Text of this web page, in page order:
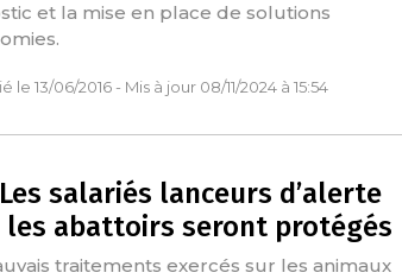
et la mise en place de solutions
le 13/06/2016 - Mis à jour 08/11/2024 à 15:54
salariés lanceurs d’alerte
les abattoirs seront protégés
traitements exercés sur les animaux